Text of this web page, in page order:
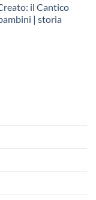
il Cantico
| storia